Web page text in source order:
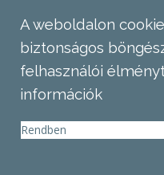
A weboldalon
biztonságos
felhasználói
információk
Rendben